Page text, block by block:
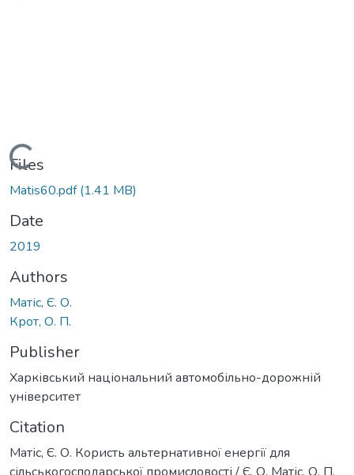
Loading...
Files
Matis60.pdf(1.41 MB)
Date
2019
Authors
Матіс, Є. О.
Крот, О. П.
Publisher
Харківський національний автомобільно-дорожній
університет
Citation
Матіс, Є. О. Користь альтернативної енергії для